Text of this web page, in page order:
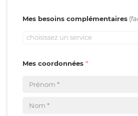
Mes besoins complémentaires
choisissez un service
Mes coordonnées